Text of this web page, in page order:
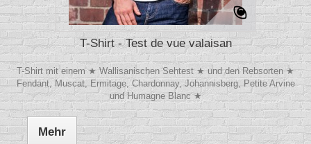
T-Shirt - Test de vue valaisan
T-Shirt mit einem ★ Wallisanischen Sehtest ★ und den Rebsorten ★
Fendant, Muscat, Ermitage, Chardonnay, Johannisberg, Petite Arvine
und Humagne Blanc ★
Mehr